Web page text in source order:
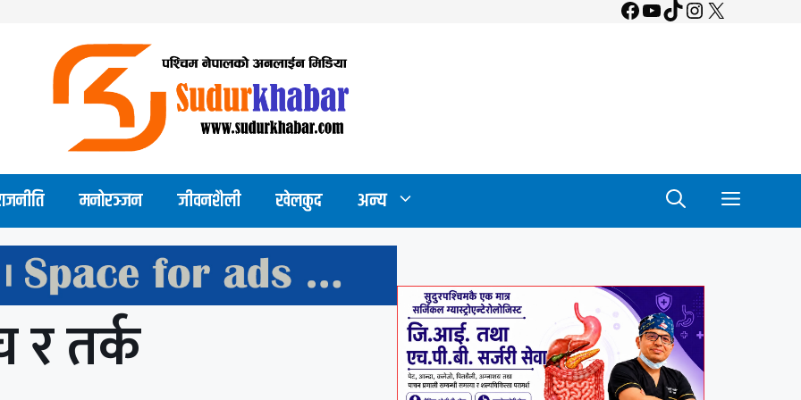
Facebook
YouTube
TikTok
Instagram
X
मनोरञ्जन जीवनशैली खेलकुद अन्य
र तर्क